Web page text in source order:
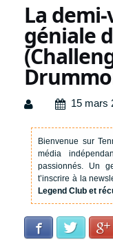
La
géniale
15 mars
Bienvenue sur
média
passionnés. Un
t’inscrire à la
Legend Club et
Facebook Twitter